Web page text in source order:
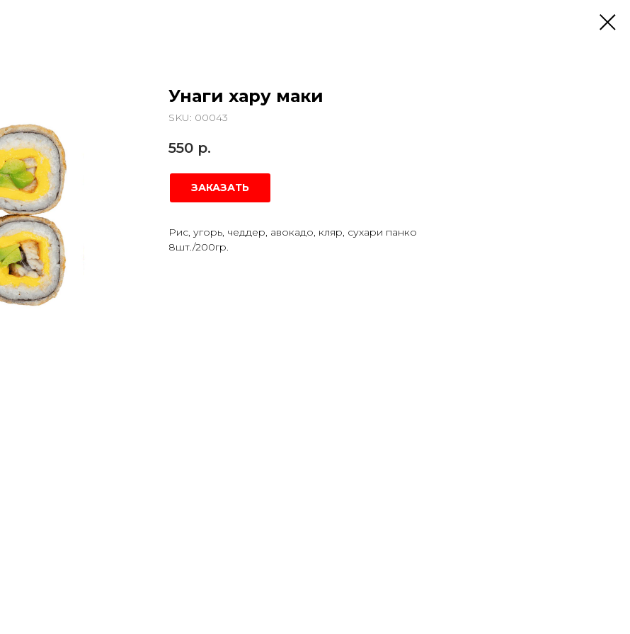
Унаги хару маки
SKU: 00043
550 р.
ЗАКАЗАТЬ
Рис, угорь, чеддер, авокадо, кляр, сухари панко
8шт./200гр.